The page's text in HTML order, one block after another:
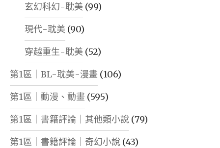
玄幻科幻-耽美 (99)
現代-耽美 (90)
穿越重生-耽美 (52)
第1區｜BL-耽美-漫畫 (106)
第1區｜動漫、動畫 (595)
第1區｜書籍評論｜其他類小說 (79)
第1區｜書籍評論｜奇幻小說 (43)